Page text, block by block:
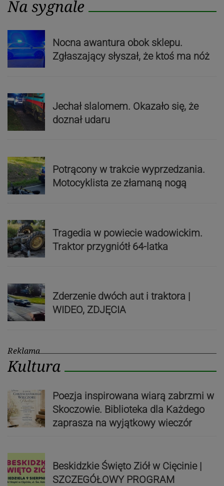
Na sygnale
Nocna awantura obok sklepu.
Zgłaszający słyszał, że ktoś ma nóż
Jechał slalomem. Okazało się, że
doznał udaru
Potrącony w trakcie wyprzedzania.
Motocyklista ze złamaną nogą
Tragedia w powiecie wadowickim.
Traktor przygniótł 64-latka
Zderzenie dwóch aut i traktora |
WIDEO, ZDJĘCIA
Reklama
Kultura
Poezja inspirowana wiarą zabrzmi w
Skoczowie. Biblioteka dla Każdego
zaprasza na wyjątkowy wieczór
Beskidzkie Święto Ziół w Cięcinie |
SZCZEGÓŁOWY PROGRAM